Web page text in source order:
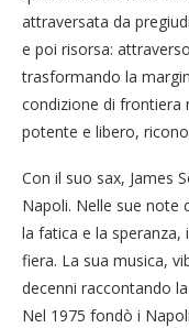
attraversata da
e poi risorsa:
trasformando la
condizione di frontiera
potente e libero,
Con il suo sax, James
Napoli. Nelle sue note
la fatica e la
fiera. La sua musica,
decenni raccontando
Nel 1975 fondò i